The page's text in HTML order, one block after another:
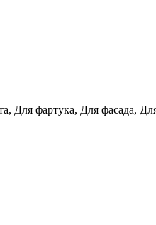
Для фартука, Для фасада,